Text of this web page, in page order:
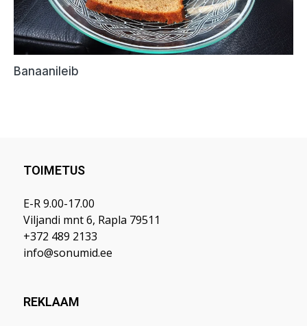
TOIMETUS
E-R 9.00-17.00
Viljandi mnt 6, Rapla 79511
+372 489 2133
info@sonumid.ee
REKLAAM